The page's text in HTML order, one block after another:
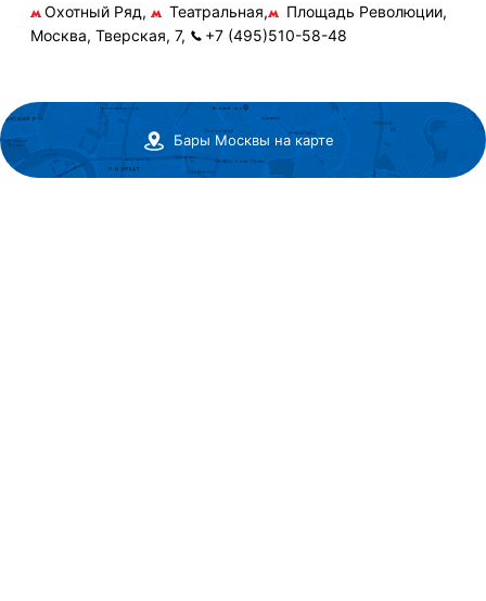
Охотный Ряд, Театральная,
Площадь Революции,
Москва, Тверская, 7,
+7 (495)510-58-48
Бары Москвы на карте